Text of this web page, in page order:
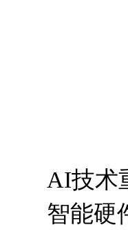
AI技术重
智能硬件